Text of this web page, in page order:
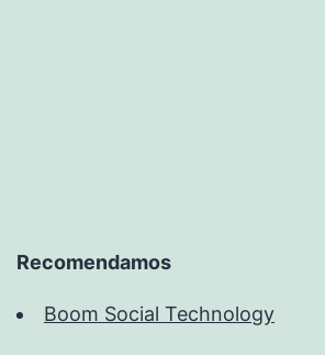
Recomendamos
Boom Social Technology